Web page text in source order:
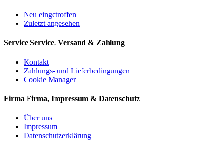
Neu eingetroffen
Zuletzt angesehen
Service Service, Versand & Zahlung
Kontakt
Zahlungs- und Lieferbedingungen
Cookie Manager
Firma Firma, Impressum & Datenschutz
Über uns
Impressum
Datenschutzerklärung